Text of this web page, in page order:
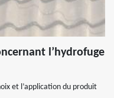
l’hydrofuge
et l’application du produit